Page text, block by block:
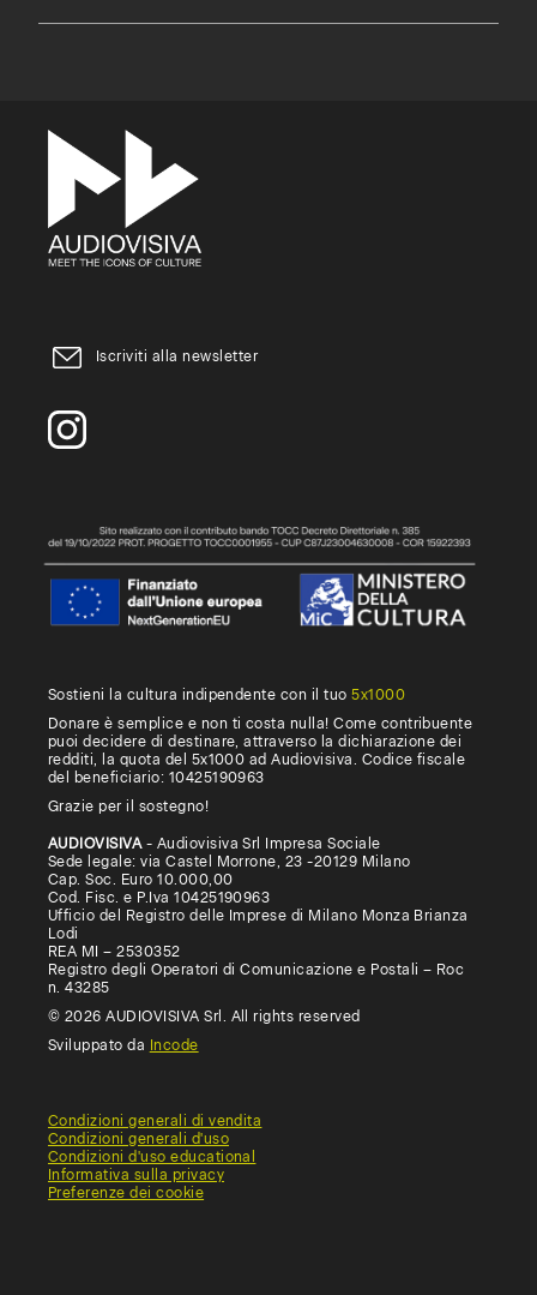
Iscriviti alla newsletter
Sostieni la cultura indipendente con il tuo5x1000
Donare è semplice e non ti costa nulla! Come contribuente
puoi decidere di destinare, attraverso la dichiarazione dei
redditi, la quota del 5x1000 ad Audiovisiva. Codice fiscale
del beneficiario: 10425190963
Grazie per il sostegno!
AUDIOVISIVA- Audiovisiva Srl Impresa Sociale
Sede legale: via Castel Morrone, 23 -20129 Milano
Cap. Soc. Euro 10.000,00
Cod. Fisc. e P.Iva 10425190963
Ufficio del Registro delle Imprese di Milano Monza Brianza
Lodi
REA MI – 2530352
Registro degli Operatori di Comunicazione e Postali – Roc
n. 43285
© 2026 AUDIOVISIVA Srl. All rights reserved
Sviluppato da Incode
Condizioni generali di vendita
Condizioni generali d'uso
Condizioni d'uso educational
Informativa sulla privacy
Preferenze dei cookie